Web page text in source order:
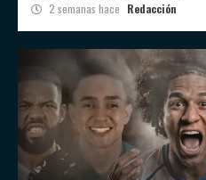
2 semanas hace Redacción